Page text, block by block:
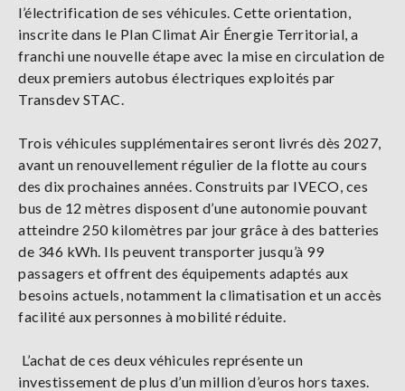
l’électrification de ses véhicules. Cette orientation,
inscrite dans le Plan Climat Air Énergie Territorial, a
franchi une nouvelle étape avec la mise en circulation de
deux premiers autobus électriques exploités par
Transdev STAC.
Trois véhicules supplémentaires seront livrés dès 2027,
avant un renouvellement régulier de la flotte au cours
des dix prochaines années. Construits par IVECO, ces
bus de 12 mètres disposent d’une autonomie pouvant
atteindre 250 kilomètres par jour grâce à des batteries
de 346 kWh. Ils peuvent transporter jusqu’à 99
passagers et offrent des équipements adaptés aux
besoins actuels, notamment la climatisation et un accès
facilité aux personnes à mobilité réduite.
L’achat de ces deux véhicules représente un
investissement de plus d’un million d’euros hors taxes.